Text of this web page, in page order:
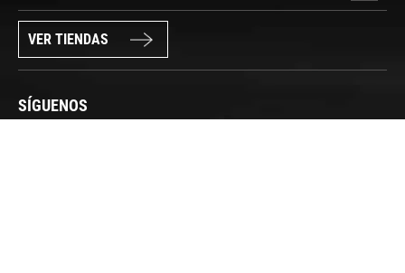
VER TIENDAS
SÍGUENOS